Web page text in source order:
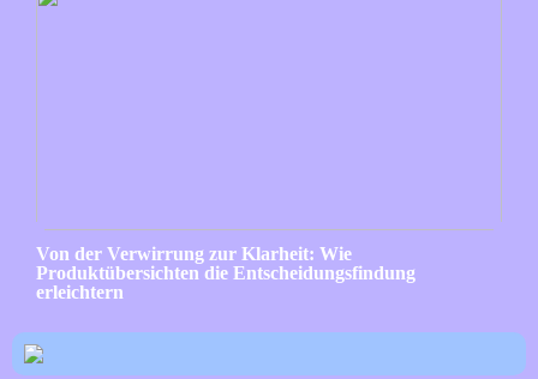
Von der Verwirrung zur Klarheit: Wie
Produktübersichten die Entscheidungsfindung
erleichtern